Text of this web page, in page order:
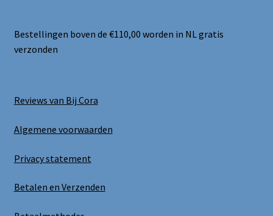
Bestellingen boven de €110,00 worden in NL gratis
verzonden
Reviews van Bij Cora
Algemene voorwaarden
Privacy statement
Betalen en Verzenden